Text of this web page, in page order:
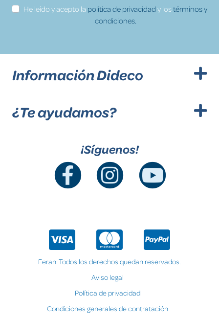
He leído y acepto la política de privacidad y lostérminos y
condiciones.
Información Dideco
¿Te ayudamos?
¡Síguenos!
Feran. Todos los derechos quedan reservados.
Aviso legal
Política de privacidad
Condiciones generales de contratación